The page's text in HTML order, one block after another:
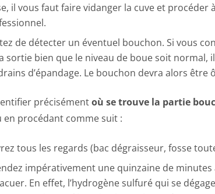
il vous faut faire vidanger la cuve et procéder
de détecter un éventuel bouchon. Si vous
sortie bien que le niveau de boue soit normal,
d’épandage. Le bouchon devra alors être
précisémentoù se trouve la partie
en procédant comme suit :
tous les regards (bac dégraisseur, fosse
impérativement une quinzaine de
En effet, l’hydrogène sulfuré qui se